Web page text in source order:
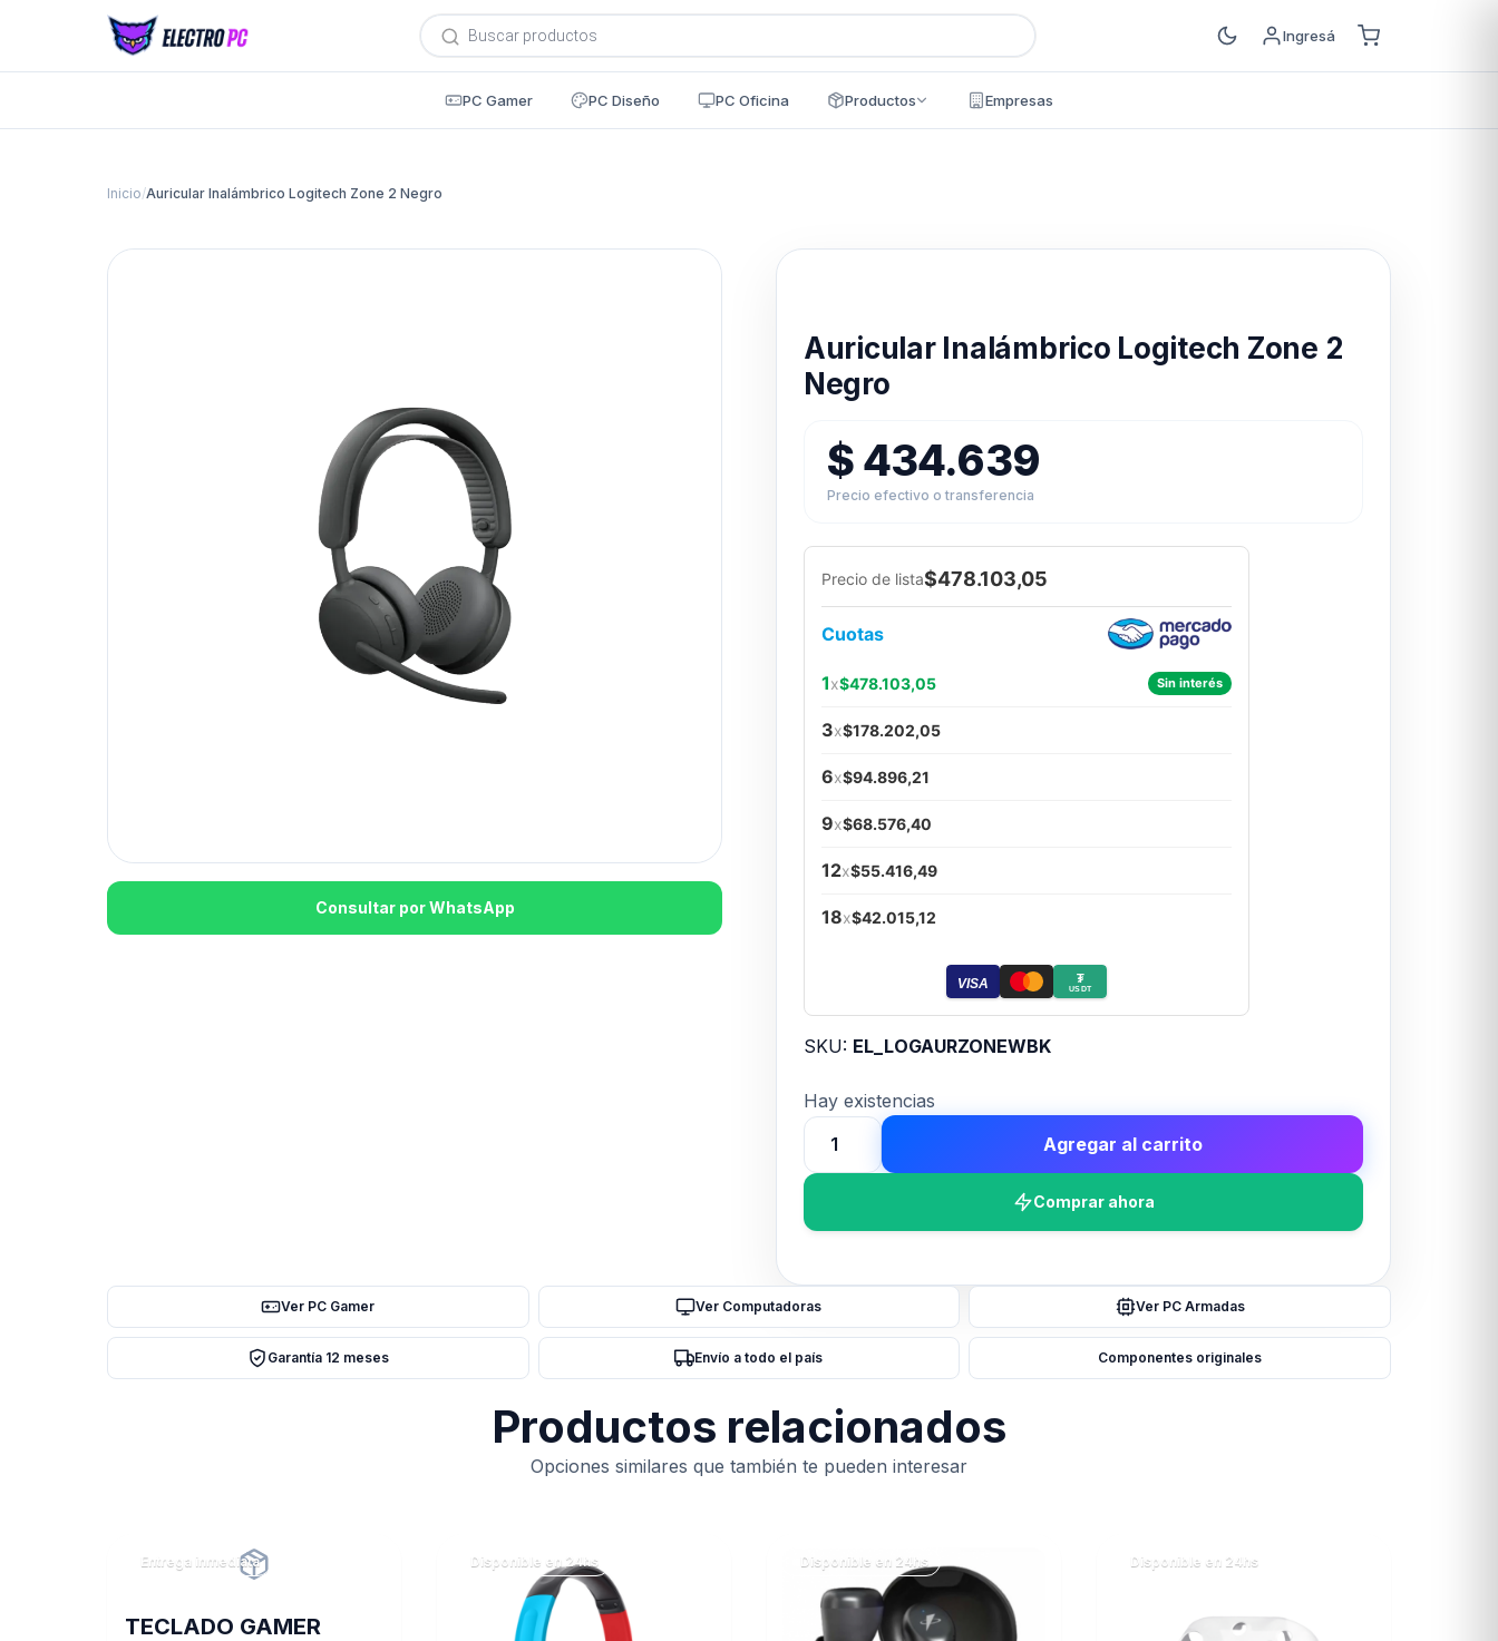
Búsqueda
de
productos
Ingresá
PC Gamer PC Diseño PC Oficina Productos Empresas
Inicio/Auricular Inalámbrico Logitech Zone 2 Negro
Consultar por WhatsApp
Auricular Inalámbrico Logitech Zone 2
Negro
$434.639
Precio efectivo o transferencia
Precio de lista$478.103,05
Cuotas
1x$478.103,05 Sin interés
3x$178.202,05
6x$94.896,21
9x$68.576,40
12x$55.416,49
18x$42.015,12
VISA ₮
USDT
SKU: EL_LOGAURZONEWBK
Hay existencias
Auricular
Inalámbrico
cantidad
Agregar al carrito
Comprar ahora
Ver PC Gamer Ver Computadoras Ver PC Armadas
Garantía 12 meses Envío a todo el país Componentes originales
Productos relacionados
Opciones similares que también te pueden interesar
Entrega inmediata
TECLADO GAMER
Disponible en 24hs Disponible en 24hs Disponible en 24hs